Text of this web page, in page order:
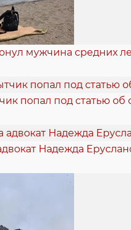
мужчина средних
попал под статью
Надежда